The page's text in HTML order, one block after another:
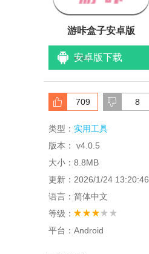
游咔盒子安卓版
安卓版下载
</li>
709 8
类型： 实用工具
版本： v4.0.5
大小：8.8MB
更新：2026/1/24 13:20:46
语言：简体中文
等级：
平台：Android